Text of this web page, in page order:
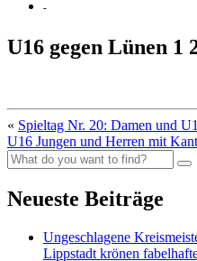
-
U16 gegen Lünen 1
« Spieltag Nr. 20: Damen und
U16 Jungen und Herren mit
Neueste Beiträge
Ungeschlagene
Lippstadt krönen